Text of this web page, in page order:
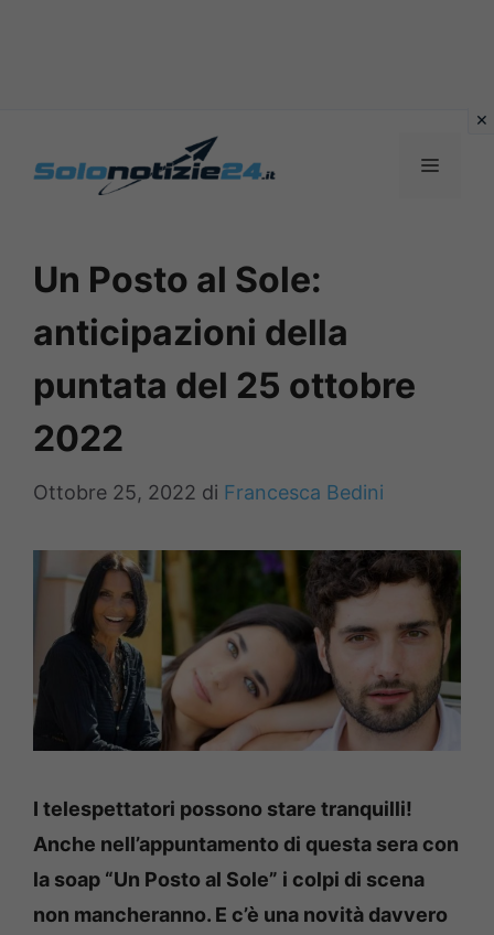
MENU
Un Posto al Sole:
anticipazioni della
puntata del 25 ottobre
2022
Ottobre 25, 2022 di Francesca Bedini
I telespettatori possono stare tranquilli!
Anche nell’appuntamento di questa sera con
la soap “Un Posto al Sole” i colpi di scena
non mancheranno. E c’è una novità davvero